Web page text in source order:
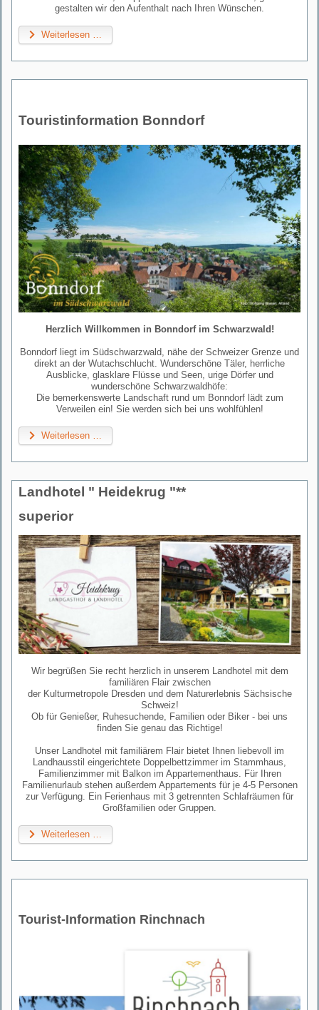
gestalten wir den Aufenthalt nach Ihren Wünschen.
Weiterlesen …
Touristinformation Bonndorf
Herzlich Willkommen in Bonndorf im Schwarzwald!
Bonndorf liegt im Südschwarzwald, nähe der Schweizer Grenze und
direkt an der Wutachschlucht. Wunderschöne Täler, herrliche
Ausblicke, glasklare Flüsse und Seen, urige Dörfer und
wunderschöne Schwarzwaldhöfe:
Die bemerkenswerte Landschaft rund um Bonndorf lädt zum
Verweilen ein! Sie werden sich bei uns wohlfühlen!
Weiterlesen …
Landhotel " Heidekrug "**
superior
Wir begrüßen Sie recht herzlich in unserem Landhotel mit dem
familiären Flair zwischen
der Kulturmetropole Dresden und dem Naturerlebnis Sächsische
Schweiz!
Ob für Genießer, Ruhesuchende, Familien oder Biker - bei uns
finden Sie genau das Richtige!
Unser Landhotel mit familiärem Flair bietet Ihnen liebevoll im
Landhausstil eingerichtete Doppelbettzimmer im Stammhaus,
Familienzimmer mit Balkon im Appartementhaus. Für Ihren
Familienurlaub stehen außerdem Appartements für je 4-5 Personen
zur Verfügung. Ein Ferienhaus mit 3 getrennten Schlafräumen für
Großfamilien oder Gruppen.
Weiterlesen …
Tourist-Information Rinchnach